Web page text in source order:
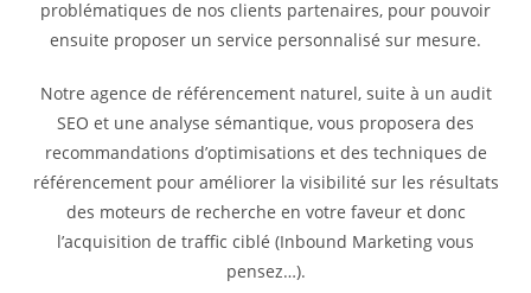
problématiques de nos clients partenaires, pour pouvoir
ensuite proposer un service personnalisé sur mesure.
Notre agence de référencement naturel, suite à un audit
SEO et une analyse sémantique, vous proposera des
recommandations d’optimisations et des techniques de
référencement pour améliorer la visibilité sur les résultats
des moteurs de recherche en votre faveur et donc
l’acquisition de traffic ciblé (Inbound Marketing vous
pensez…).